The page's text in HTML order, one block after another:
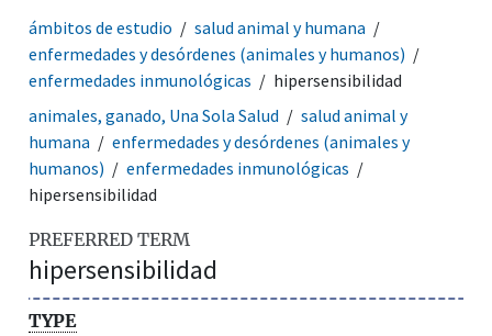
ámbitos de estudio
salud animal y humana
enfermedades y desórdenes (animales y humanos)
enfermedades inmunológicas
hipersensibilidad
animales, ganado, Una Sola Salud
salud animal y
humana
enfermedades y desórdenes (animales y
humanos)
enfermedades inmunológicas
hipersensibilidad
PREFERRED TERM
hipersensibilidad
TYPE